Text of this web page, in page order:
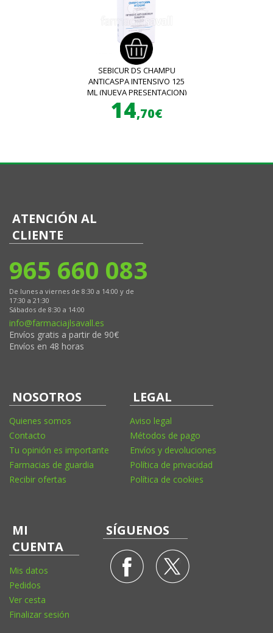
SEBICUR DS CHAMPU
ANTICASPA INTENSIVO 125
ML (NUEVA PRESENTACION)
14,70€
ATENCIÓN AL
CLIENTE
965 660 083
De lunes a viernes de 8:30 a 14:00 y de
17:30 a 21:30
Sábados de 8:30 a 14:00
info@farmaciajlsavall.es
Envíos gratis a partir de 90€
Envíos en 48 horas
NOSOTROS
Quienes somos
Contacto
Tu opinión es importante
Farmacias de guardia
Recibir ofertas
LEGAL
Aviso legal
Métodos de pago
Envíos y devoluciones
Política de privacidad
Política de cookies
MI
CUENTA
Mis datos
Pedidos
Ver cesta
Finalizar sesión
SÍGUENOS